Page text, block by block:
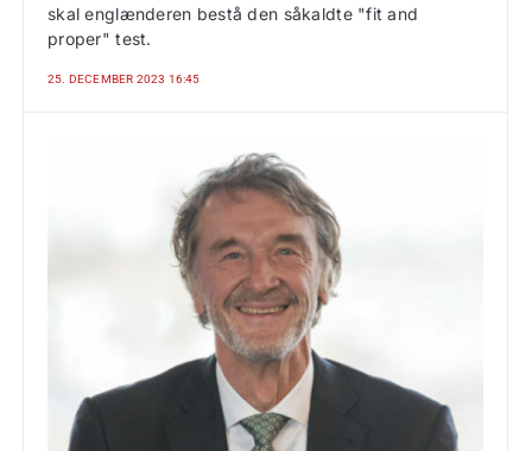
skal englænderen bestå den såkaldte "fit and
proper" test.
25. DECEMBER 2023 16:45